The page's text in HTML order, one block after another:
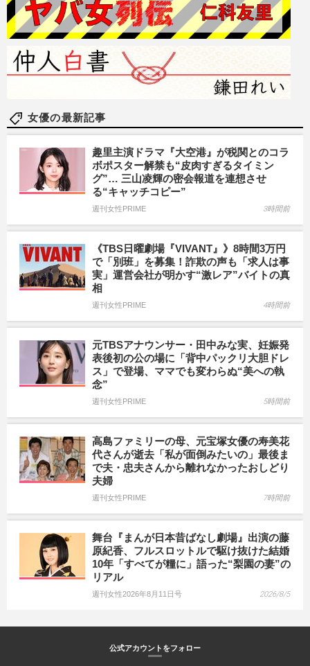
女優の最新記事
趣里主演ドラマ『大空港』が税関とのコラ
ボポスター解禁も“皮肉すぎるタイミン
グ”… 三山凌輝の密会報道を連想させ
る“キャッチコピー”
週刊女性PRIME 3時間前
《TBS日曜劇場『VIVANT』》8時間3万円
で「別班」を募集！詐欺の声も「求人は事
実」運営会社が明かす“激レア”バイトの真
相
週刊女性PRIME 4時間前
元TBSアナウンサー・田中みな実、妊娠発
表後初の公の場に「背中パックリ大胆ドレ
ス」で登場、ママでも変わらぬ“美への執
念”
週刊女性PRIME 5時間前
高島ファミリーの母、元宝塚女優の寿美花
代さんが逝去「私が面倒みたいの」最後ま
で夫・忠夫さんから離れなかったおしどり
夫婦
週刊女性PRIME 7時間前
舞台『まんが日本昔ばなし劇場』出演の藤
原紀香、フルスロットルで駆け抜けた結婚
10年「すべてが糧に」語った“梨園の妻”の
リアル
週刊女性2026年8月11日号 2026/8/5
公式アカウントをフォロー